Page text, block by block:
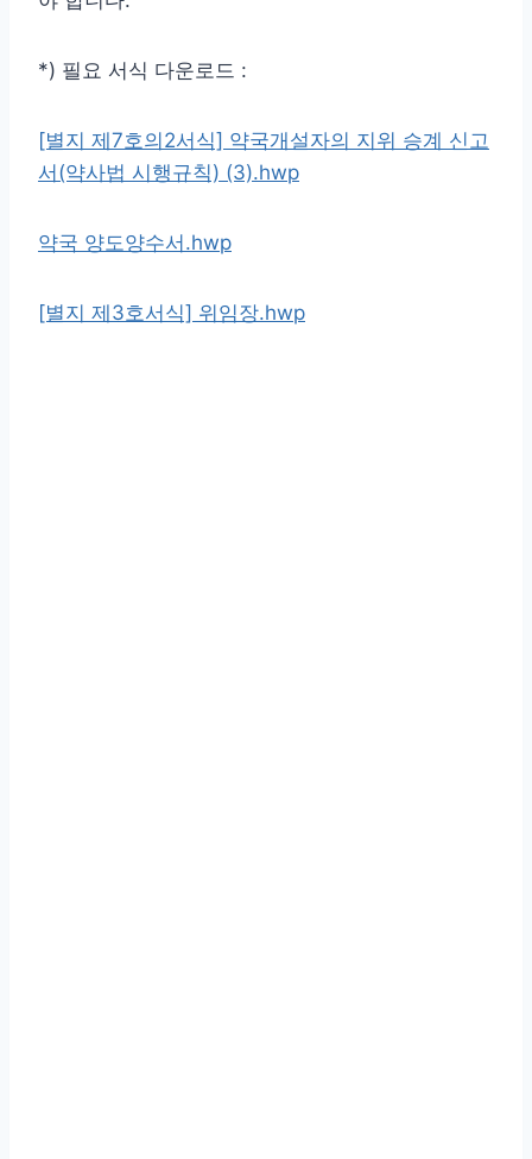
*) 필요 서식 다운로드 :
[별지 제7호의2서식] 약국개설자의 지위 승계 신고
서(약사법 시행규칙) (3).hwp
약국 양도양수서.hwp
[별지 제3호서식] 위임장.hwp